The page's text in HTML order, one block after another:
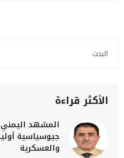
الأكثر قراءة
المشهد
جيوسياسية
والعسكرية